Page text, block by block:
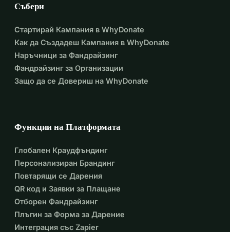
Събери
Стартирай Кампания в WhyDonate
Как да Създадеш Кампания в WhyDonate
Наръчници за Фандрайзинг
Фандрайзинг за Организации
Защо да се Довериш на WhyDonate
Функции на Платформата
Глобален Краудфъндинг
Персонализиран Брандинг
Повтарящи се Дарения
QR код и Заявки за Плащане
Отборен Фандрайзинг
Плъгин за Форма за Дарение
Интеграция със Zapier